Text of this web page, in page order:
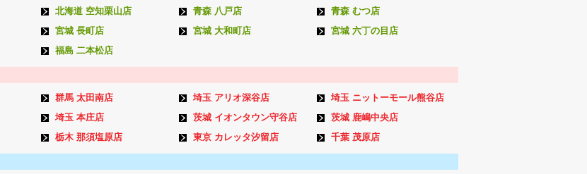
北海道 空知栗山店 青森 八戸店
青森 むつ店
宮城 長町店 宮城 大和町店
宮城 六丁の目店
福島 二本松店
群馬 太田南店 埼玉 アリオ深谷店
埼玉 ニットーモール熊谷店
埼玉 本庄店 茨城 イオンタウン守谷店
茨城 鹿嶋中央店
栃木 那須塩原店 東京 カレッタ汐留店 千葉 茂原店